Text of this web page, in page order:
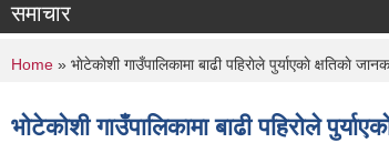
समाचार
You are here
Home » भाेटेकाेशी गाउँपालिकामा बाढी पहिराेले पुर्याएकाे क्षतिकाे
भाेटेकाेशी गाउँपालिकामा बाढी पहिराेले